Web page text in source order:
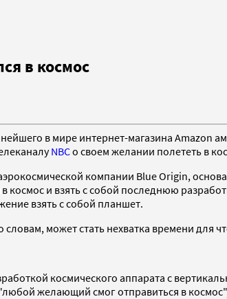
в космос
в мире интернет-магазина Amazon
NBCо своем желании полететь в
компании Blue Origin,
космос и взять с собой последнюю
взять с собой планшет.
может стать нехватка времени для
космического аппарата с
желающий смог отправиться в